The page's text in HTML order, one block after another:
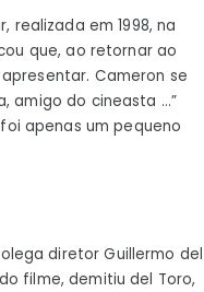
realizada em 1998, na
que, ao retornar ao
Cameron se
amigo do cineasta …”
apenas um pequeno
diretor Guillermo del
filme, demitiu del Toro,